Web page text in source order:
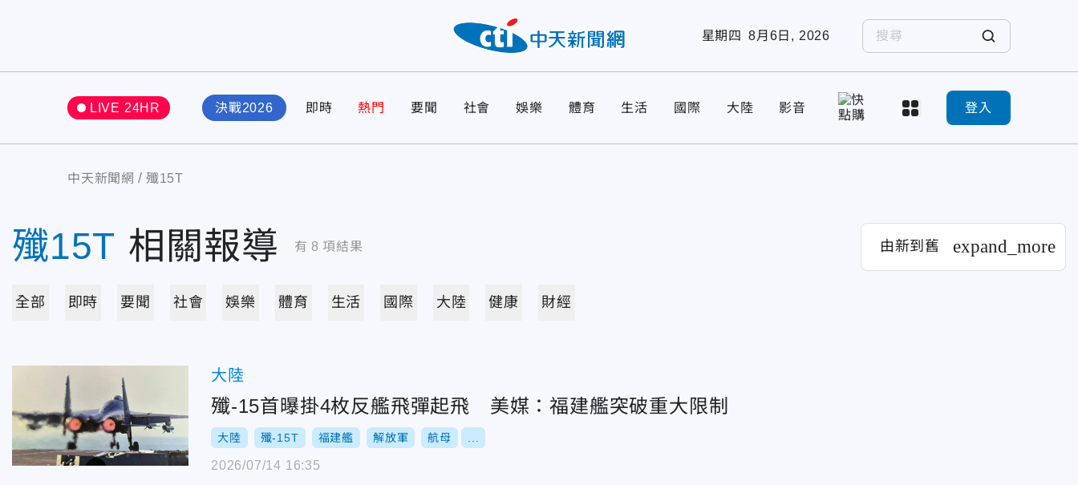
星期四 8月6日, 2026
LIVE 24HR 決戰2026 即時 熱門 要聞 社會 娛樂 體育 生活 國際 大陸 影音 登入
中天新聞網 殲15T
殲15T 相關報導 有 8 項結果 由新到舊 expand_more
全部 即時 要聞 社會 娛樂 體育 生活 國際 大陸 健康 財經
大陸
殲-15首曝掛4枚反艦飛彈起飛 美媒：福建艦突破重大限制
大陸 殲-15T 福建艦 解放軍 航母
2026/07/14 16:35